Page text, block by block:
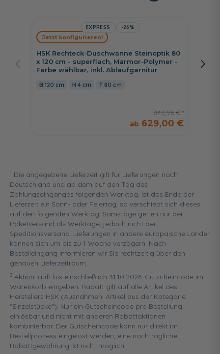
EXPRESS -26%
HSK Rechteck-Duschwanne Steinoptik 80
x 120 cm - superflach, Marmor-Polymer -
Farbe wählbar, inkl. Ablaufgarnitur
120 cm 4 cm 80 cm
848,96 €
629,00 €
Jetzt konfigurieren!
Ablage
1 Die angegebene Lieferzeit gilt für Lieferungen nach
Deutschland und ab dem auf den Tag des
Zahlungseinganges folgenden Werktag. Ist das Ende der
Lieferzeit ein Sonn- oder Feiertag, so verschiebt sich dieses
auf den folgenden Werktag. Samstage gelten nur bei
Paketversand als Werktage, jedoch nicht bei
Speditionsversand. Lieferungen in andere europäische Länder
können sich um bis zu 1 Woche verzögern. Nach
Bestelleingang informieren wir Sie rechtzeitig über den
genauen Lieferzeitraum.
3 Aktion läuft bis einschließlich 31.10.2026. Gutscheincode im
Warenkorb eingeben. Rabatt gilt auf alle Artikel des
Herstellers HSK (Ausnahmen: Artikel aus der Kategorie
"Einzelstücke"). Nur ein Gutscheincode pro Bestellung
einlösbar und nicht mit anderen Rabattaktionen
kombinierbar. Der Gutscheincode kann nur direkt im
Bestellprozess eingelöst werden, eine nachträgliche
Rabattgewährung ist nicht möglich.